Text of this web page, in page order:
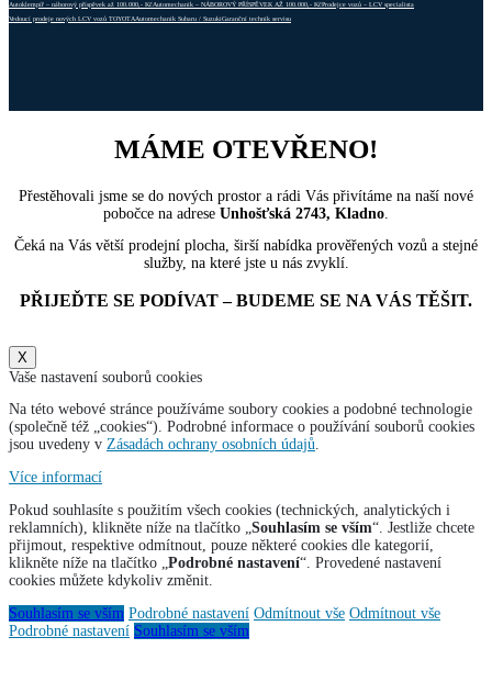
Autoklempíř – náborový příspěvek až 100.000,- KčAutomechanik – NÁBOROVÝ PŘÍSPĚVEK AŽ 100.000,- KčProdejce vozů – LCV specialista
Vedoucí prodeje nových LCV vozů TOYOTAAutomechanik Subaru / SuzukiGaranční technik servisu
MÁME OTEVŘENO!
Přestěhovali jsme se do nových prostor a rádi Vás přivítáme na naší nové
pobočce na adrese Unhošťská 2743, Kladno
Čeká na Vás větší prodejní plocha, širší nabídka prověřených vozů a stejné
služby, na které jste u nás zvyklí.
PŘIJEĎTE SE PODÍVAT – BUDEME SE NA VÁS TĚŠIT.
X
Vaše nastavení souborů cookies
Na této webové stránce používáme soubory cookies a podobné technologie
(společně též „cookies“). Podrobné informace o používání souborů cookies
jsou uvedeny v Zásadách ochrany osobních údajů.
Více informací
Pokud souhlasíte s použitím všech cookies (technických, analytických i
reklamních), klikněte níže na tlačítko „ Souhlasím se vším“. Jestliže chcete
přijmout, respektive odmítnout, pouze některé cookies dle kategorií,
klikněte níže na tlačítko „ Podrobné nastavení“. Provedené nastavení
cookies můžete kdykoliv změnit.
Souhlasím se vším Podrobné nastavení Odmítnout vše Odmítnout vše
Podrobné nastavení Souhlasím se vším